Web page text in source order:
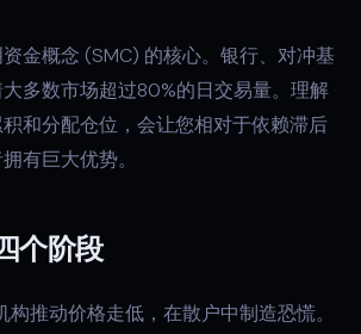
金概念 (SMC) 的核心。银行、对冲基
多数市场超过80%的日交易量。理解
和分配仓位，会让您相对于依赖滞后
有巨大优势。
个阶段
构推动价格走低，在散户中制造恐慌。